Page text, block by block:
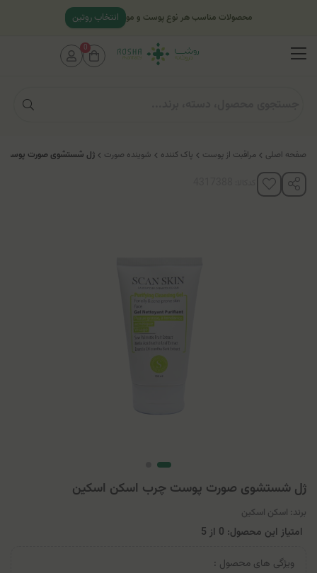
صفحه اصلی مراقبت از پوست پاک کننده شوینده صورت ژل شستشوی صورت پوست
ژل شستشوی صورت پوست چرب اسکن اسکین
برند: اسکن اسکین
امتیاز این محصول: 0 از 5
ویژگی های محصول :
محصولات مناسب هر نوع پوست و مو انتخاب روتین
0